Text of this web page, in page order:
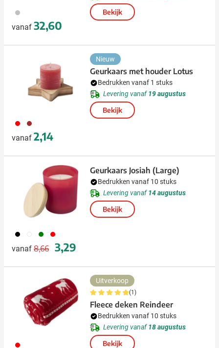
032
vanaf 32,60
Bekijk
008 945
vanaf 2,14
Nieuw
Geurkaars met houder Lotus
Bedrukken vanaf 1 stuks
Levering vanaf19 augustus
Bekijk
001 002 004 008
vanaf
Normale prijs
8,66
Speciale prijs
3,29
Geurkaars Josiah (Large)
Bedrukken vanaf 10 stuks
Levering vanaf14 augustus
Bekijk
008
Uitverkoop
(1)
Fleece deken Reindeer
Bedrukken vanaf 10 stuks
Levering vanaf18 augustus
Bekijk